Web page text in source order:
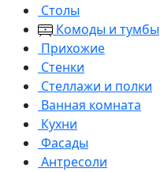
Столы
Комоды и тумбы
Прихожие
Стенки
Стеллажи и полки
Ванная комната
Кухни
Фасады
Антресоли